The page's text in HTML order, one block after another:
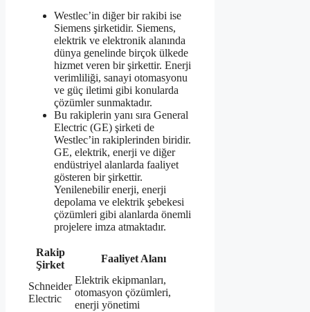
Westlec’in diğer bir rakibi ise
Siemens şirketidir. Siemens,
elektrik ve elektronik alanında
dünya genelinde birçok ülkede
hizmet veren bir şirkettir. Enerji
verimliliği, sanayi otomasyonu
ve güç iletimi gibi konularda
çözümler sunmaktadır.
Bu rakiplerin yanı sıra General
Electric (GE) şirketi de
Westlec’in rakiplerinden biridir.
GE, elektrik, enerji ve diğer
endüstriyel alanlarda faaliyet
gösteren bir şirkettir.
Yenilenebilir enerji, enerji
depolama ve elektrik şebekesi
çözümleri gibi alanlarda önemli
projelere imza atmaktadır.
Rakip
Şirket
Faaliyet Alanı
Schneider
Electric
Elektrik ekipmanları,
otomasyon çözümleri,
enerji yönetimi